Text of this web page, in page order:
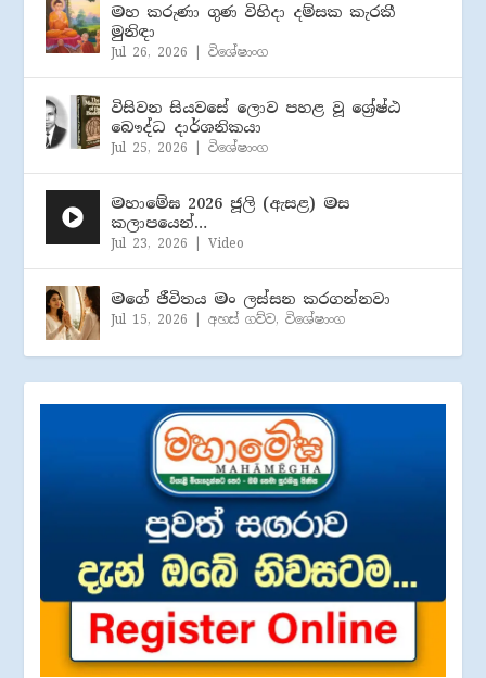
මහ කරුණා ගුණ විහිදා දම්සක කැරකී
මුනිඳා
Jul 26, 2026 |විශේෂාංග
විසිවන සියවසේ ලොව පහළ වූ ශ්‍රේෂ්ඨ
බෞද්ධ දාර්ශනිකයා
Jul 25, 2026 |විශේෂාංග
මහාමේඝ 2026 ජූලි (​ඇසළ) මස
කලාපයෙන්…
Jul 23, 2026 |Video
මගේ ජීවිතය මං ලස්සන කරගන්නවා
Jul 15, 2026 |අහස් ගව්ව,විශේෂාංග